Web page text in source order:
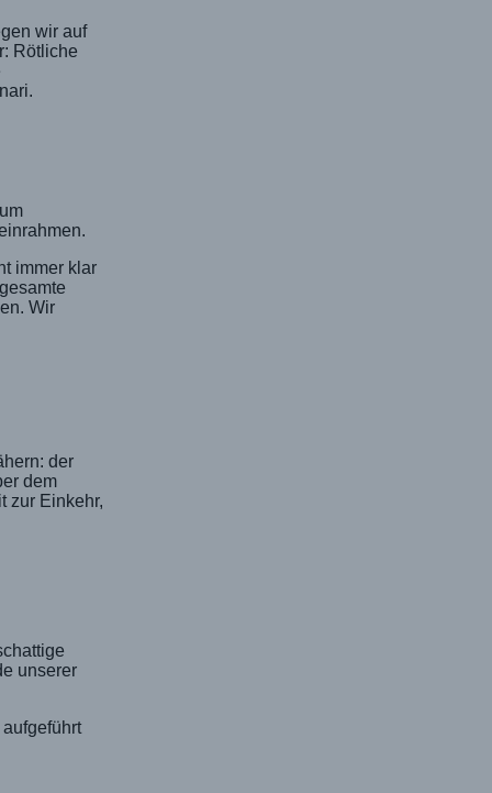
wir auf
Rötliche
immer klar
Wir
der
dem
zur Einkehr,
unserer